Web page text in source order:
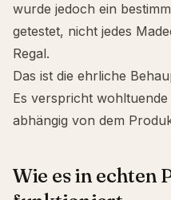
wurde jedoch ein
getestet, nicht jedes
Regal.
Das ist die ehrliche
Es verspricht
abhängig von dem
Wie es in echten